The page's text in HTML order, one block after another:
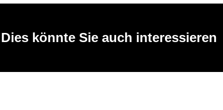
Dies könnte Sie auch interessieren